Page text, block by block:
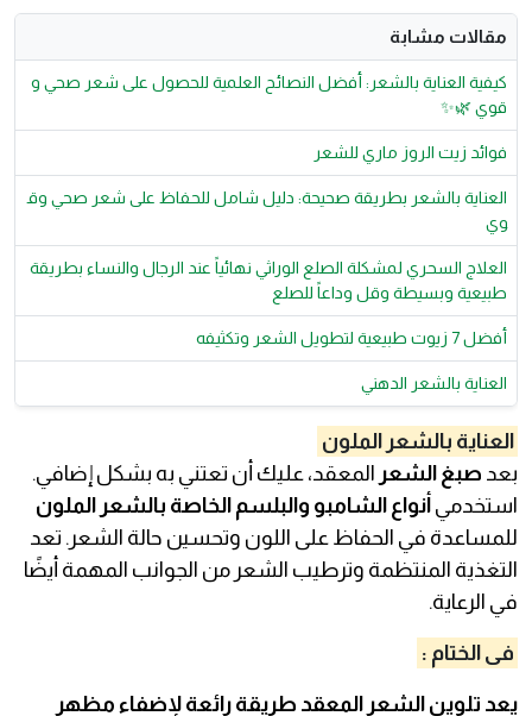
مقالات مشابة
كيفية العناية بالشعر: أفضل النصائح العلمية للحصول على شعر صحي و
قوي 🌿✨
فوائد زيت الروز ماري للشعر
العناية بالشعر بطريقة صحيحة: دليل شامل للحفاظ على شعر صحي وق
وي
العلاج السحري لمشكلة الصلع الوراثي نهائياً عند الرجال والنساء بطريقة
طبيعية وبسيطة وقل وداعاً للصلع
أفضل 7 زيوت طبيعية لتطويل الشعر وتكثيفه
العناية بالشعر الدهني
العناية بالشعر الملون
بعد صبغ الشعر المعقد، عليك أن تعتني به بشكل إضافي.
استخدمي أنواع الشامبو والبلسم الخاصة بالشعر الملون
للمساعدة في الحفاظ على اللون وتحسين حالة الشعر. تعد
التغذية المنتظمة وترطيب الشعر من الجوانب المهمة أيضًا
في الرعاية.
فى الختام :
يعد تلوين الشعر المعقد طريقة رائعة لإضفاء مظهر